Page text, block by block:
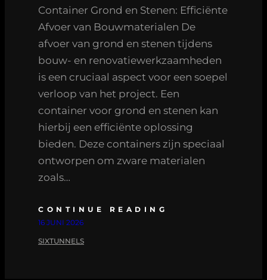
Container Grond en Stenen: Efficiënte
Afvoer van Bouwmaterialen De
afvoer van grond en stenen tijdens
bouw- en renovatiewerkzaamheden
is een cruciaal aspect voor een soepel
verloop van het project. Een
container voor grond en stenen kan
hierbij een efficiënte oplossing
bieden. Deze containers zijn speciaal
ontworpen om zware materialen
zoals…
CONTINUE READING
16 JUNI 2026
SIXTUNNELS